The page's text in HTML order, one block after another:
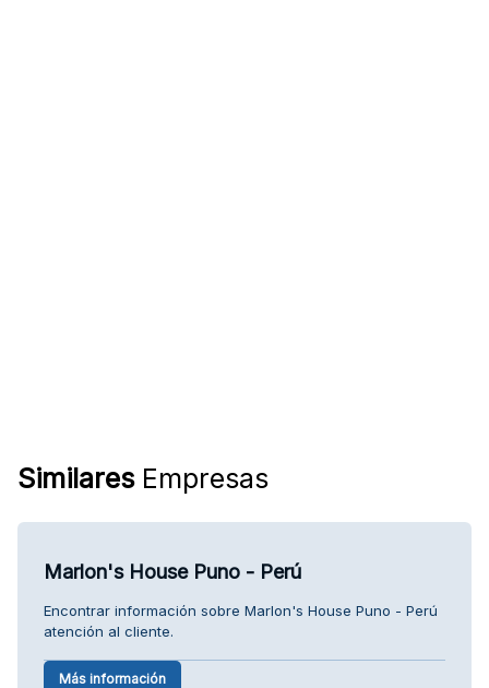
SimilaresEmpresas
Marlon's House Puno - Perú
Encontrar información sobre Marlon's House Puno - Perú
atención al cliente.
Más información